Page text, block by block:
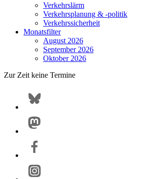
Verkehrslärm
Verkehrsplanung & -politik
Verkehrssicherheit
Monatsfilter
August 2026
September 2026
Oktober 2026
Zur Zeit keine Termine